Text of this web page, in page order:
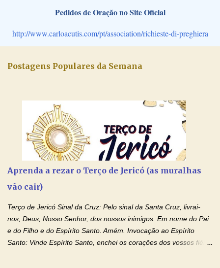
Pedidos de Oração no Site Oficial
http://www.carloacutis.com/pt/association/richieste-di-preghiera
Postagens Populares da Semana
Aprenda a rezar o Terço de Jericó (as muralhas
vão cair)
Terço de Jericó Sinal da Cruz: Pelo sinal da Santa Cruz, livrai-
nos, Deus, Nosso Senhor, dos nossos inimigos. Em nome do Pai
e do Filho e do Espírito Santo. Amém. Invocação ao Espírito
Santo: Vinde Espírito Santo, enchei os corações dos vossos fiéis